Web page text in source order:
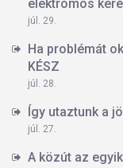
elektromos
júl. 29.
Ha problémát
KÉSZ
júl. 28.
Így utaztunk a
júl. 27.
A közút az